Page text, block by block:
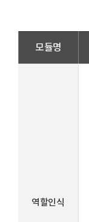
모듈명
역할인식